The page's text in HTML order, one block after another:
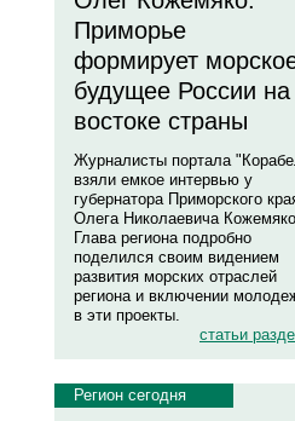
Приморье
формирует
будущее России на
востоке страны
Журналисты портала
взяли емкое интервью у
губернатора Приморского
Олега Николаевича Кожемяко
Глава региона подробно
поделился своим видением
развития морских отраслей
региона и включении
в эти проекты.
статьи
Регион сегодня